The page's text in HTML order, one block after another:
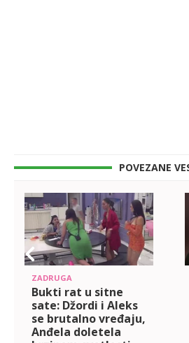
POVEZANE
ZADRUGA
Bukti rat u sitne
sate: Džordi i Aleks
se brutalno vređaju,
Anđela doletela